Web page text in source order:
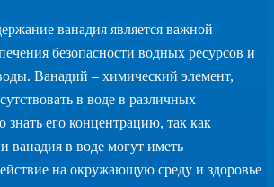
ванадия является важной
безопасности водных ресурсов и
Ванадий – химический элемент,
в воде в различных
его концентрацию, так как
в воде могут иметь
на окружающую среду и здоровье